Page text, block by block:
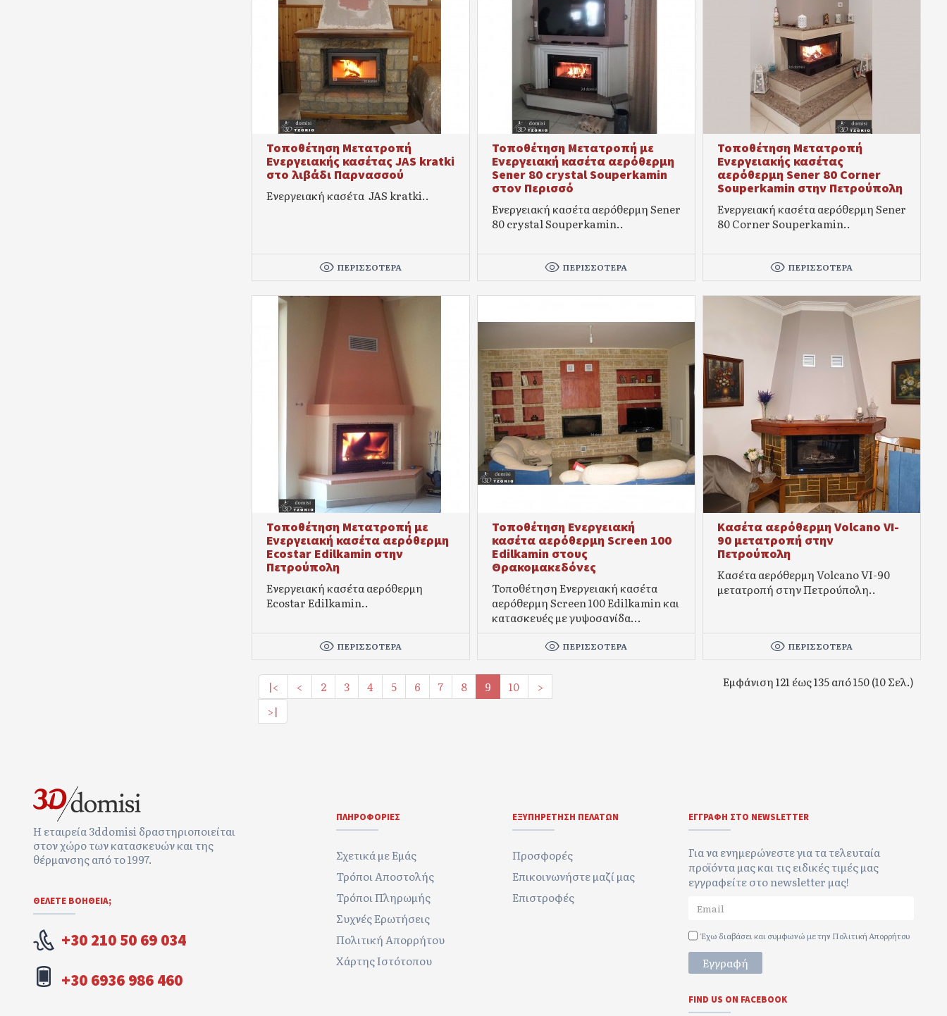
Τοποθέτηση Μετατροπή
Ενεργειακής κασέτας JAS kratki
στο λιβάδι Παρνασσού
Ενεργειακή κασέτα JAS kratki..
ΠΕΡΙΣΣΌΤΕΡΑ
Τοποθέτηση Μετατροπή με
Ενεργειακή κασέτα αερόθερμη
Sener 80 crystal Souperkamin
στον Περισσό
Ενεργειακή κασέτα αερόθερμη Sener
80 crystal Souperkamin..
ΠΕΡΙΣΣΌΤΕΡΑ
Τοποθέτηση Μετατροπή
Ενεργειακής κασέτας
αερόθερμη Sener 80 Corner
Souperkamin στην Πετρούπολη
Ενεργειακή κασέτα αερόθερμη Sener
80 Corner Souperkamin..
ΠΕΡΙΣΣΌΤΕΡΑ
Τοποθέτηση Μετατροπή με
Ενεργειακή κασέτα αερόθερμη
Ecostar Edilkamin στην
Πετρούπολη
Ενεργειακή κασέτα αερόθερμη
Ecostar Edilkamin..
ΠΕΡΙΣΣΌΤΕΡΑ
Τοποθέτηση Ενεργειακή
κασέτα αερόθερμη Screen 100
Edilkamin στους
Θρακομακεδόνες
Τοποθέτηση Ενεργειακή κασέτα
αερόθερμη Screen 100 Edilkamin και
κατασκευές με γυψοσανίδα...
ΠΕΡΙΣΣΌΤΕΡΑ
Κασέτα αερόθερμη Volcano VI-
90 μετατροπή στην
Πετρούπολη
Κασέτα αερόθερμη Volcano VI-90
μετατροπή στην Πετρούπολη..
ΠΕΡΙΣΣΌΤΕΡΑ
|< < 2 3 4 5 6 7 8 9 10
>
>|
Εμφάνιση 121 έως 135 από 150 (10 Σελ.)
Η εταιρεία 3ddomisi δραστηριοποιείται
στον χώρο των κατασκευών και της
θέρμανσης από το 1997.
ΘΕΛΕΤΕ ΒΟΉΘΕΙΑ;
+30 210 50 69 034
+30 6936 986 460
ΠΛΗΡΟΦΟΡΊΕΣ
Σχετικά με Εμάς
Τρόποι Αποστολής
Τρόποι Πληρωμής
Συχνές Ερωτήσεις
Πολιτική Απορρήτου
Χάρτης Ιστότοπου
ΕΞΥΠΗΡΈΤΗΣΗ ΠΕΛΑΤΏΝ
Προσφορές
Επικοινωνήστε μαζί μας
Επιστροφές
ΕΓΓΡΑΦΉ ΣΤΟ NEWSLETTER
Για να ενημερώνεστε για τα τελευταία
προϊόντα μας και τις ειδικές τιμές μας
εγγραφείτε στο newsletter μας!
Έχω διαβάσει και συμφωνώ με την Πολιτική Απορρήτου
Εγγραφή
FIND US ON FACEBOOK